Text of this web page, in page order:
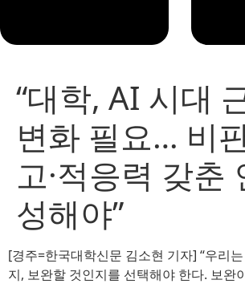
“대학, AI 시대
변화 필요… 비
고·적응력 갖춘
성해야”
[경주=한국대학신문 김소현 기자] “우리
지, 보완할 것인지를 선택해야 한다. 보완